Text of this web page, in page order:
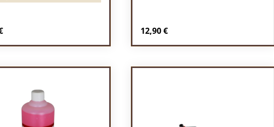
Preis: Regulärer Preis:
12,90 €